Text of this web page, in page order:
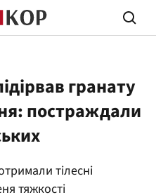
гранату
постраждали
тілесні
тяжкості